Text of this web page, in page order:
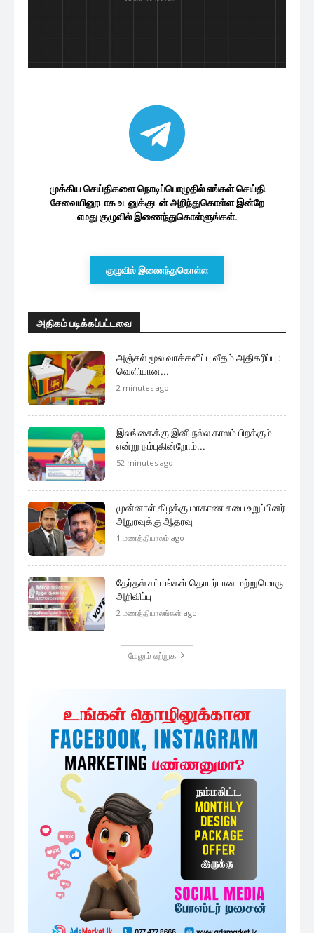
முக்கிய செய்திகளை நொடிப்பொழுதில் எங்கள் செய்தி
சேவையினூடாக உடனுக்குடன் அறிந்துகொள்ள இன்றே
எமது குழுவில் இணைந்துகொள்ளுங்கள்.
குழுவில் இணைந்துகொள்ள
அதிகம் படிக்கப்பட்டவை
அஞ்சல் மூல வாக்களிப்பு வீதம் அதிகரிப்பு :
வெளியான...
2 minutes ago
இலங்கைக்கு இனி நல்ல காலம் பிறக்கும்
என்று நம்புகின்றோம்...
52 minutes ago
முன்னாள் கிழக்கு மாகாண சபை உறுப்பினர்
அநுரவுக்கு ஆதரவு
1 மணத்தியாலம் ago
தேர்தல் சட்டங்கள் தொடர்பான மற்றுமொரு
அறிவிப்பு
2 மணத்தியாலங்கள் ago
மேலும் ஏற்றுக